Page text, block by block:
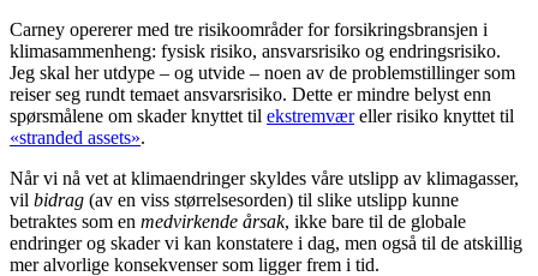
Carney opererer med tre risikoområder for forsikringsbransjen i
klimasammenheng: fysisk risiko, ansvarsrisiko og endringsrisiko.
Jeg skal her utdype – og utvide – noen av de problemstillinger som
reiser seg rundt temaet ansvarsrisiko. Dette er mindre belyst enn
spørsmålene om skader knyttet til ekstremværeller risiko knyttet til
«stranded assets».
Når vi nå vet at klimaendringer skyldes våre utslipp av klimagasser,
vil bidrag (av en viss størrelsesorden) til slike utslipp kunne
betraktes som en medvirkende årsak, ikke bare til de globale
endringer og skader vi kan konstatere i dag, men også til de atskillig
mer alvorlige konsekvenser som ligger frem i tid.